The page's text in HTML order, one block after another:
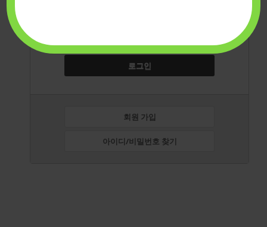
로그인
회원 가입
아이디/비밀번호 찾기